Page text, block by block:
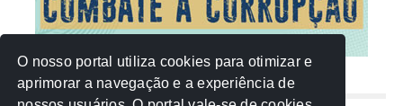
NUVEM DE TAGS
O nosso portal utiliza cookies para otimizar e
aprimorar a navegação e a experiência de